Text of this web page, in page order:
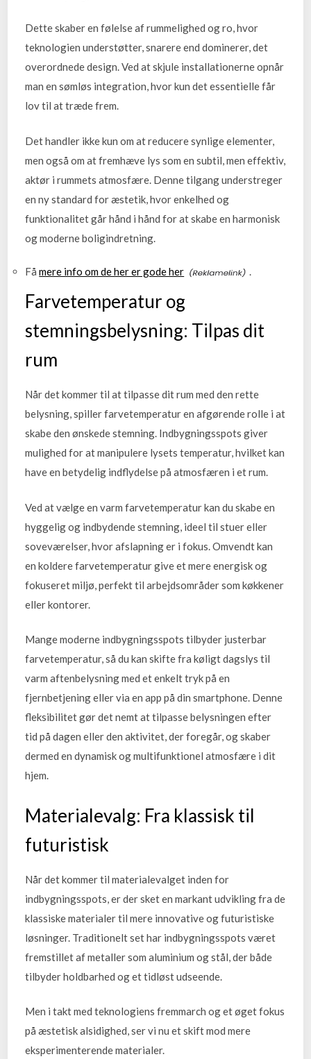
Dette skaber en følelse af rummelighed og ro, hvor
teknologien understøtter, snarere end dominerer, det
overordnede design. Ved at skjule installationerne opnår
man en sømløs integration, hvor kun det essentielle får
lov til at træde frem.
Det handler ikke kun om at reducere synlige elementer,
men også om at fremhæve lys som en subtil, men effektiv,
aktør i rummets atmosfære. Denne tilgang understreger
en ny standard for æstetik, hvor enkelhed og
funktionalitet går hånd i hånd for at skabe en harmonisk
og moderne boligindretning.
Fåmere info om de her er gode her .
Farvetemperatur og
stemningsbelysning: Tilpas dit
rum
Når det kommer til at tilpasse dit rum med den rette
belysning, spiller farvetemperatur en afgørende rolle i at
skabe den ønskede stemning. Indbygningsspots giver
mulighed for at manipulere lysets temperatur, hvilket kan
have en betydelig indflydelse på atmosfæren i et rum.
Ved at vælge en varm farvetemperatur kan du skabe en
hyggelig og indbydende stemning, ideel til stuer eller
soveværelser, hvor afslapning er i fokus. Omvendt kan
en koldere farvetemperatur give et mere energisk og
fokuseret miljø, perfekt til arbejdsområder som køkkener
eller kontorer.
Mange moderne indbygningsspots tilbyder justerbar
farvetemperatur, så du kan skifte fra køligt dagslys til
varm aftenbelysning med et enkelt tryk på en
fjernbetjening eller via en app på din smartphone. Denne
fleksibilitet gør det nemt at tilpasse belysningen efter
tid på dagen eller den aktivitet, der foregår, og skaber
dermed en dynamisk og multifunktionel atmosfære i dit
hjem.
Materialevalg: Fra klassisk til
futuristisk
Når det kommer til materialevalget inden for
indbygningsspots, er der sket en markant udvikling fra de
klassiske materialer til mere innovative og futuristiske
løsninger. Traditionelt set har indbygningsspots været
fremstillet af metaller som aluminium og stål, der både
tilbyder holdbarhed og et tidløst udseende.
Men i takt med teknologiens fremmarch og et øget fokus
på æstetisk alsidighed, ser vi nu et skift mod mere
eksperimenterende materialer.